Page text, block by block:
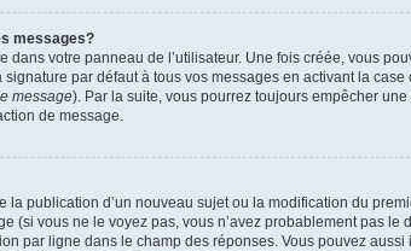
messages?
dans votre panneau de l’utilisateur. Une fois créée, vous
par défaut à tous vos messages en activant la
message). Par la suite, vous pourrez toujours empêcher
de message.
la publication d’un nouveau sujet ou la modification du
(si vous ne le voyez pas, vous n’avez probablement pas
par ligne dans le champ des réponses. Vous pouvez